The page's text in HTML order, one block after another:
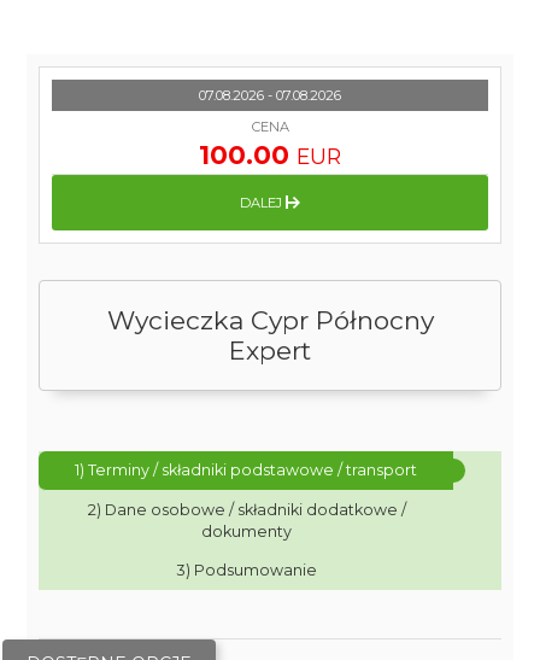
Wycieczka Cypr Północny
Expert
1) Terminy / składniki podstawowe / transport
2) Dane osobowe / składniki dodatkowe /
dokumenty
3) Podsumowanie
07.08.2026 - 07.08.2026
CENA
100.00 EUR
DALEJ